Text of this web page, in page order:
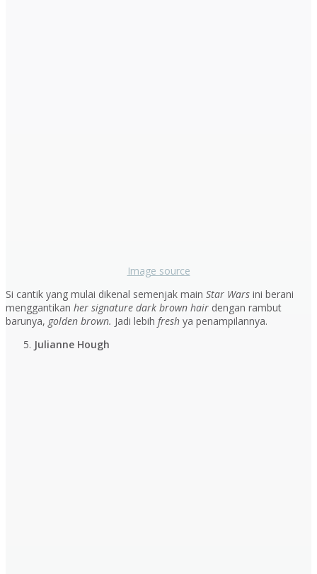
Image source
Si cantik yang mulai dikenal semenjak main Star Wars ini berani
menggantikan her signature dark brown hair dengan rambut
barunya, golden brown. Jadi lebih fresh ya penampilannya.
Julianne Hough